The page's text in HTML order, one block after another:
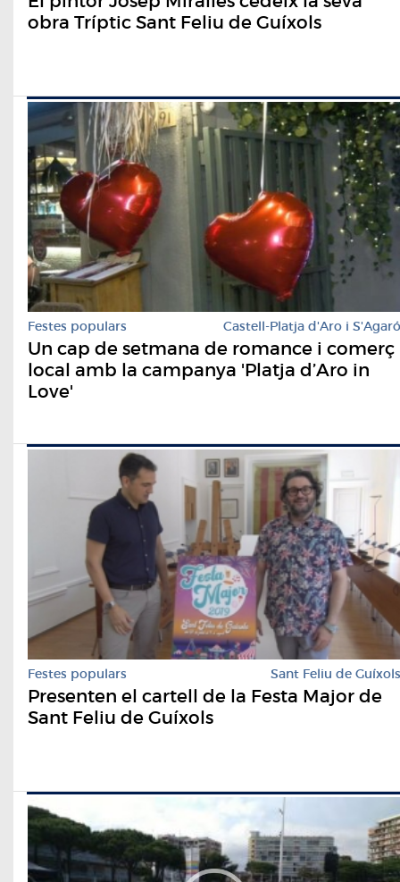
obra Tríptic Sant Feliu de Guíxols
Festes populars Castell-Platja d'Aro i S'Agaró
Un cap de setmana de romance i comerç
local amb la campanya 'Platja d’Aro in
Love'
Festes populars Sant Feliu de Guíxols
Presenten el cartell de la Festa Major de
Sant Feliu de Guíxols